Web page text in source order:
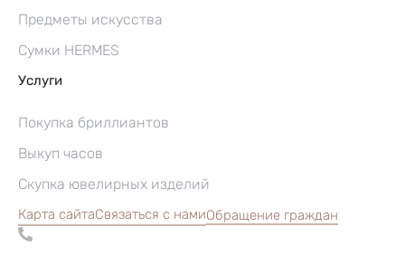
Предметы искусства
Сумки HERMES
Услуги
Покупка бриллиантов
Выкуп часов
Скупка ювелирных изделий
Карта сайтаСвязаться с намиОбращение граждан